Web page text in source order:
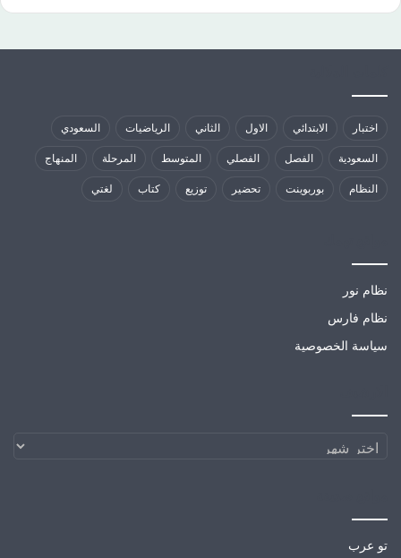
اختبار الابتدائي الاول الثاني الرياضيات السعودي
السعودية الفصل الفصلي المتوسط المرحلة المنهاج
النظام بوربوينت تحضير توزيع كتاب لغتي
نظام نور
نظام فارس
سياسة الخصوصية
الارشيف
تو عرب